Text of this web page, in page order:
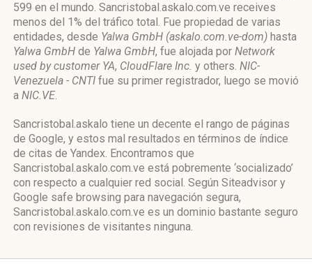
599 en el mundo. Sancristobal.askalo.com.ve receives
menos del 1% del tráfico total. Fue propiedad de varias
entidades, desde Yalwa GmbH (askalo.com.ve-dom) hasta
Yalwa GmbH de Yalwa GmbH, fue alojada por Network
used by customer YA, CloudFlare Inc. y others. NIC-
Venezuela - CNTI fue su primer registrador, luego se movió
a NIC.VE.
Sancristobal.askalo tiene un decente el rango de páginas
de Google, y estos mal resultados en términos de índice
de citas de Yandex. Encontramos que
Sancristobal.askalo.com.ve está pobremente ‘socializado’
con respecto a cualquier red social. Según Siteadvisor y
Google safe browsing para navegación segura,
Sancristobal.askalo.com.ve es un dominio bastante seguro
con revisiones de visitantes ninguna.